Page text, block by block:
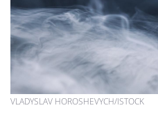
VLADYSLAV HOROSHEVYCH/ISTOCK